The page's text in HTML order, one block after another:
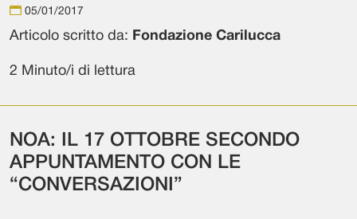
05/01/2017
Articolo scritto da: Fondazione Carilucca
2 Minuto/i di lettura
NOA: IL 17 OTTOBRE SECONDO
APPUNTAMENTO CON LE
“CONVERSAZIONI”